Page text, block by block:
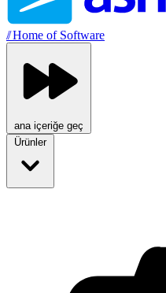
//Home of Software
ana içeriğe geç
Ürünler